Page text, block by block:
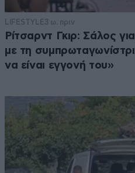
LIFESTYLE3 ω. πριν
Ρίτσαρντ Γκιρ: Σάλος
με τη
να είναι εγγονή του»